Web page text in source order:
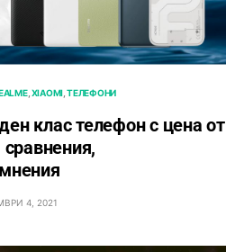
XIAOMI ТЕЛЕФОНИ
клас телефон с цена от
4, 2021